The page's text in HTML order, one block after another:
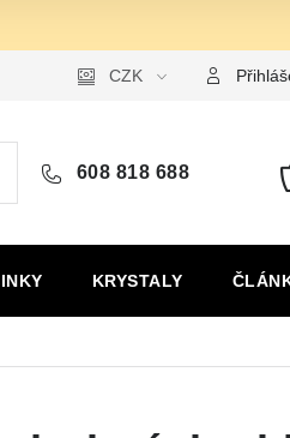
Formulář pro uplatnění
CZK
608 818 688
KRYSTALY